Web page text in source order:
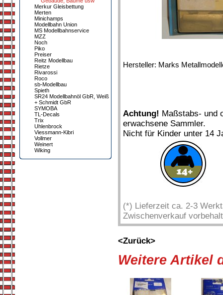
Merkur Gleisbettung
Merten
Minichamps
Modellbahn Union
MS Modellbahnservice
MZZ
Noch
Piko
Preiser
Reitz Modellbau
Rietze
Rivarossi
Roco
sb-Modellbau
Spieth
SR24 Modellbahnöl GbR, Weiß
+ Schmidt GbR
SYMOBA
TL-Decals
Trix
Uhlenbrock
Viessmann-Kibri
Vollmer
Weinert
Wiking
Hersteller: Marks
Achtung! Maßstabs- und
erwachsene Sammler.
Nicht für Kinder unter 14
(*) Lieferzeit ca. 2-3
Zwischenverkauf
<Zurück>
Weitere Artikel